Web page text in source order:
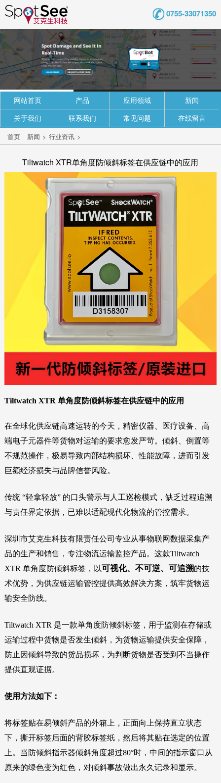
0755-33071350
网站首页 产品 应用领域
新闻
关于我们
联系我们 常见问题 在线留言
首页 新闻 > 行业资讯 >
Tiltwatch XTR单角度防倾斜标签在供应链中的应用
Tiltwatch XTR 单角度防倾斜标签在供应链中的应用
在全球化供应链高速运转的今天，精密仪器、医疗设备、高
端电子元器件等货物对运输的要求愈发严苛。倾斜、倒置等
不规范操作，极易导致内部结构损坏、性能故障，进而引发
巨额经济损失与品牌信誉风险。
传统 “轻拿轻放” 的口头警示与人工巡检模式，缺乏过程追溯
与责任界定依据，已难以适配现代化物流的管控需求。
深圳市艾克生科技有限责任公司专业从事物联网数据采集产
品的生产和销售，专注物流运输监控产品。这款Tiltwatch
XTR 单角度防倾斜标签，以可视化、不可逆、可追溯的技
术优势，为供应链运输管控提供高效解决方案，筑牢货物运
输安全防线。
Tiltwatch XTR 是一款单角度防倾斜标签，用于监测在存储或
运输过程中货物是否发生倾斜，为货物运输提供安全保障，
防止因倾斜导致的货品损坏，为判断货物是否受到不当操作
提供直观证据。
使用方法如下：
将标签贴在易倾斜产品的外箱上，正面向上保持直立状态
下，撕开标签后面的背胶标签纸，然后将其贴在选定的位置
上。当防倾斜指示器倾斜角度超过80°时，中间的指示窗口从
原来的绿色变为红色，对倾斜事故做出永久记录和显示。